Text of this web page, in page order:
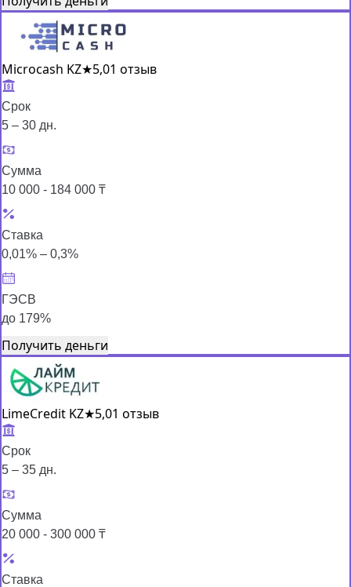
Microcash KZ★5,01 отзыв
Срок
5 – 30 дн.
Сумма
10 000 - 184 000 ₸
Ставка
0,01% – 0,3%
ГЭСВ
до 179%
Получить деньги
LimeCredit KZ★5,01 отзыв
Срок
5 – 35 дн.
Сумма
20 000 - 300 000 ₸
Ставка